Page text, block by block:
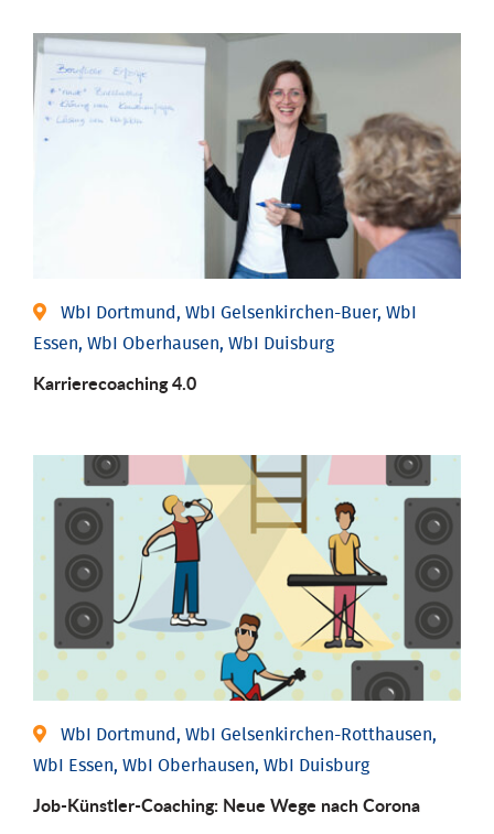
WbI Dortmund, WbI Gelsenkirchen-Buer, WbI
Essen, WbI Oberhausen, WbI Duisburg
Karriere­coaching 4.0
WbI Dortmund, WbI Gelsenkirchen-Rotthausen,
WbI Essen, WbI Oberhausen, WbI Duisburg
Job-Künstler-Coaching: Neue Wege nach Corona